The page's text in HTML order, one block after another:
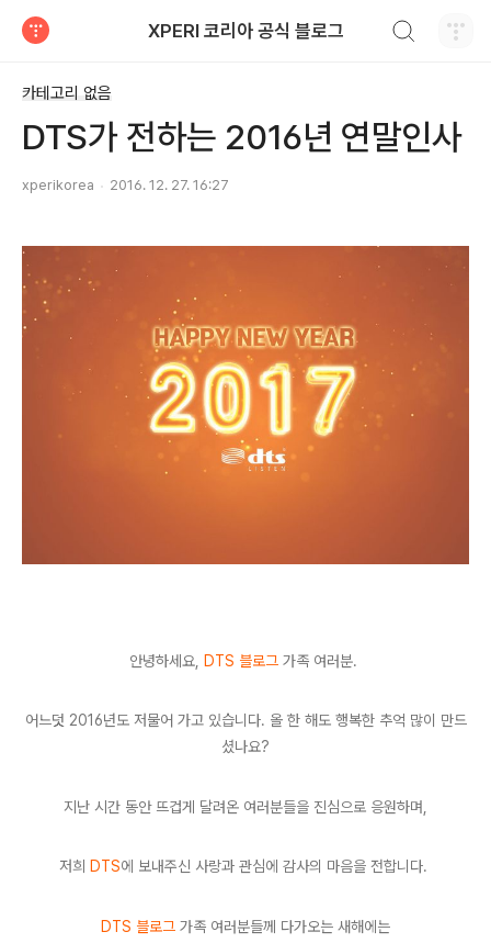
XPERI 코리아 공식 블로그
카테고리 없음
DTS가 전하는 2016년 연말인사
xperikorea 2016. 12. 27. 16:27
안녕하세요, DTS 블로그 가족 여러분.
어느덧 201 6년도 저물어 가고 있습니다. 올 한 해도 행복한 추억 많이 만드
셨나요?
지난 시간 동안 뜨겁게 달려온 여러분들을 진심으로 응원하며,
저희 DTS에 보내주신 사랑과 관심에 감사의 마음을 전합니다.
DTS 블로그 가족 여러분들께 다가오는 새해에는